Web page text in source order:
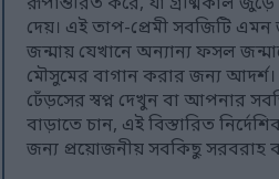
রূপান্তরিত করে, যা গ্রীষ্মকাল
দেয়। এই তাপ-প্রেমী সবজিটি
জন্মায় যেখানে অন্যান্য ফসল
মৌসুমের বাগান করার জন্য
ঢেঁড়সের স্বপ্ন দেখুন বা আপনার
বাড়াতে চান, এই বিস্তারিত
জন্য প্রয়োজনীয় সবকিছু সরবরাহ